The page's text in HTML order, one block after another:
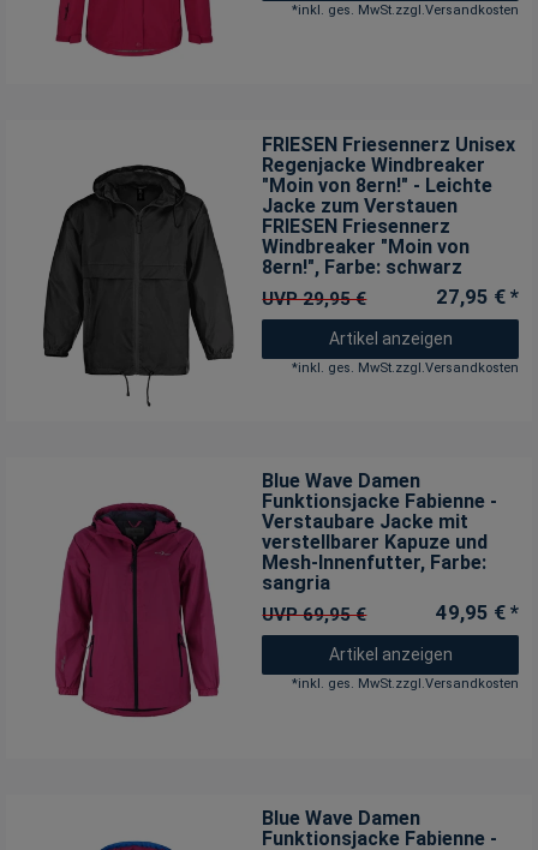
*inkl. ges. MwSt.zzgl.Versandkosten
FRIESEN Friesennerz Unisex
Regenjacke Windbreaker
"Moin von 8ern!" - Leichte
Jacke zum Verstauen
FRIESEN Friesennerz
Windbreaker "Moin von
8ern!", Farbe: schwarz
UVP 29,95 € 27,95 € *
Artikel anzeigen
*inkl. ges. MwSt. zzgl. Versandkosten
Blue Wave Damen
Funktionsjacke Fabienne -
Verstaubare Jacke mit
verstellbarer Kapuze und
Mesh-Innenfutter, Farbe:
sangria
UVP 69,95 € 49,95 € *
Artikel anzeigen
*inkl. ges. MwSt.zzgl.Versandkosten
Blue Wave Damen
Funktionsjacke Fabienne -